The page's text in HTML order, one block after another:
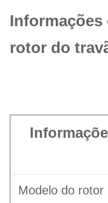
rotor do
Modelo do rotor